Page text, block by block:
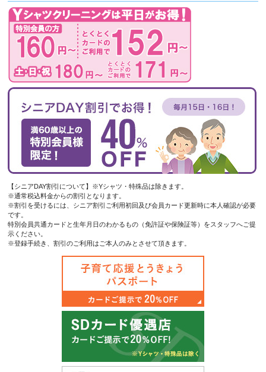
【シニアDAY割引について】※Yシャツ・特殊品は除きます。
※通常税込料金からの割引となります。
※割引を受けるには、シニア割引ご利用初回及び会員カード更新時に本人確認が必要
です。
特別会員共通カードと生年月日のわかるもの（免許証や保険証等）をスタッフへご提
示ください。
※登録手続き、割引のご利用はご本人のみとさせて頂きます。